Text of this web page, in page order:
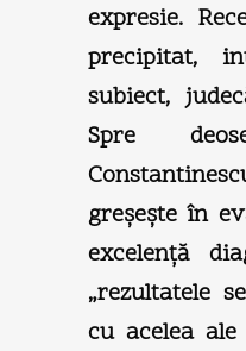
expresie.
precipitat,
subiect,
Spre
greşeşte în
excelenţă
„rezultatele
cu acelea